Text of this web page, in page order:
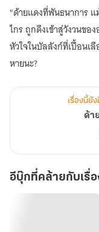
"ด้ายแดงที่พันธนาการ
ไกร ถูกดึงเข้าสู่วังวนขอ
หัวใจในบัลลังก์ที่เปื้อนเ
หายนะ?
เรื่องนี้ยั
ด้า
อีบุ๊กที่คล้ายกับเรื่อ